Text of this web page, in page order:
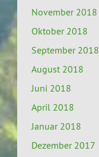
November 2018
Oktober 2018
September 2018
August 2018
Juni 2018
April 2018
Januar 2018
Dezember 2017